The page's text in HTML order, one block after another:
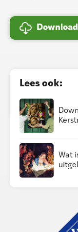
Lees ook:
Wat
Download